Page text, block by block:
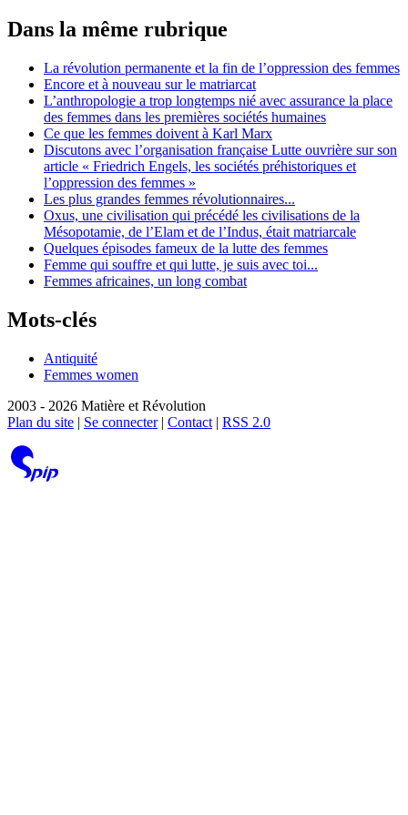
Dans la même rubrique
La révolution permanente et la fin de l’oppression des femmes
Encore et à nouveau sur le matriarcat
L’anthropologie a trop longtemps nié avec assurance la place
des femmes dans les premières sociétés humaines
Ce que les femmes doivent à Karl Marx
Discutons avec l’organisation française Lutte ouvrière sur son
article « Friedrich Engels, les sociétés préhistoriques et
l’oppression des femmes »
Les plus grandes femmes révolutionnaires...
Oxus, une civilisation qui précédé les civilisations de la
Mésopotamie, de l’Elam et de l’Indus, était matriarcale
Quelques épisodes fameux de la lutte des femmes
Femme qui souffre et qui lutte, je suis avec toi...
Femmes africaines, un long combat
Mots-clés
Antiquité
Femmes women
2003 - 2026 Matière et Révolution
Plan du site | Se connecter| Contact | RSS 2.0